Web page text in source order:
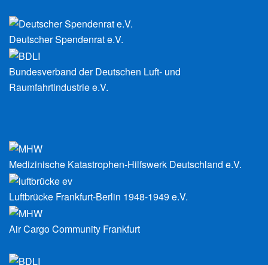
Deutscher Spendenrat e.V.
Bundesverband der Deutschen Luft- und
Raumfahrtindustrie e.V.
Medizinische Katastrophen-Hilfswerk Deutschland e.V.
Luftbrücke Frankfurt-Berlin 1948-1949 e.V.
Air Cargo Community Frankfurt